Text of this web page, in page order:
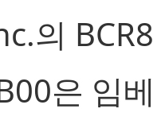
의
은 임